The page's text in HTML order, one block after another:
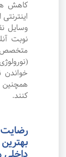
کاهش
وسایل
نوبت
متخصص
خواندن
همچنین
کنند.
رضایت